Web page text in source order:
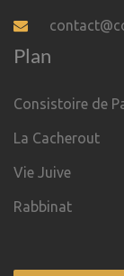
Plan
Consistoire de
La Cacherout
Vie Juive
Rabbinat